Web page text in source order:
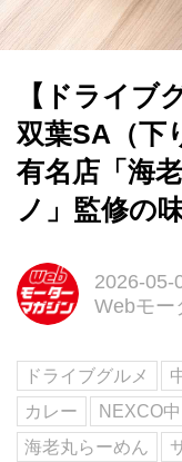
【ドライブ
双葉SA（下
有名店「海
ノ」監修の
2026-05-
Webモー
ドライブグルメ
カレー
NEXCO
海老丸らーめん